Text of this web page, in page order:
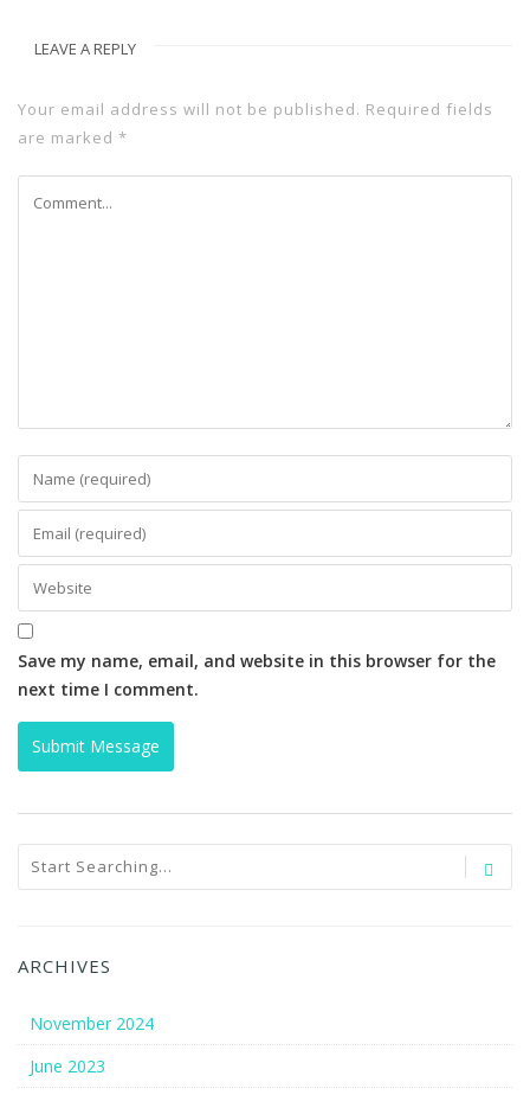
LEAVE A REPLY
Your email address will not be published. Required fields
are marked *
Save my name, email, and website in this browser for the
next time I comment.
ARCHIVES
November 2024
June 2023